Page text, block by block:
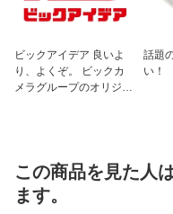
ビックアイデア 良いよ
り、よくぞ。 ビックカ
メラグループのオリジナ
話題
い！
この商品を見た人
ます。